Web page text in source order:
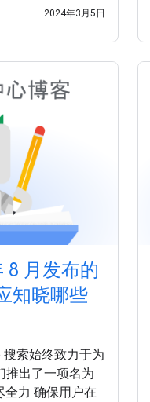
2024 年 3 月的核
2024年3月5日
8 月发布的
知晓哪些
索始终致力于为
推出了一项名为
全力 确保用户在